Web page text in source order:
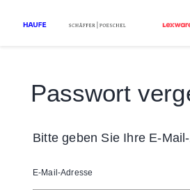
Passwort
Bitte geben Sie Ihre E-
E-Mail-Adresse